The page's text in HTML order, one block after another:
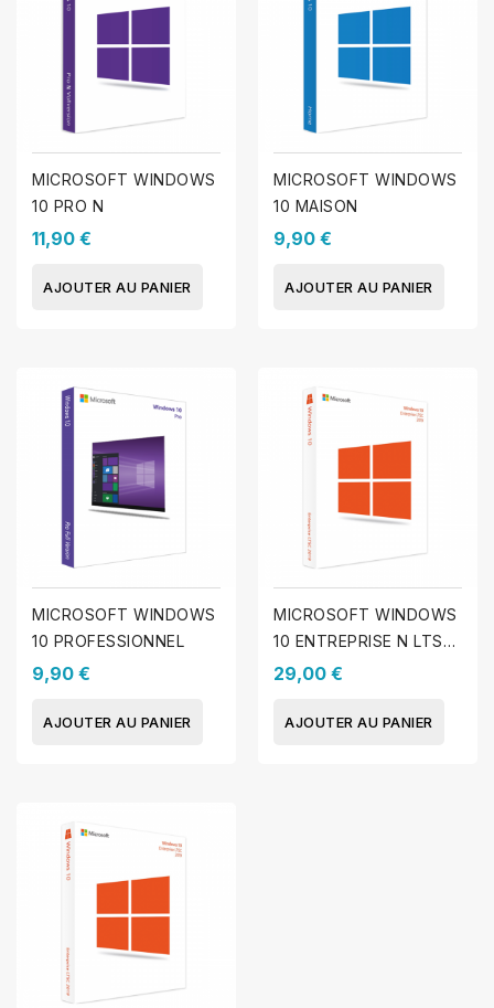
MICROSOFT WINDOWS
10 PRO N
11,90 €
AJOUTER AU PANIER
MICROSOFT WINDOWS
10 MAISON
9,90 €
AJOUTER AU PANIER
MICROSOFT WINDOWS
10 PROFESSIONNEL
9,90 €
AJOUTER AU PANIER
MICROSOFT WINDOWS
10 ENTREPRISE N LTSC
2019
29,00 €
AJOUTER AU PANIER